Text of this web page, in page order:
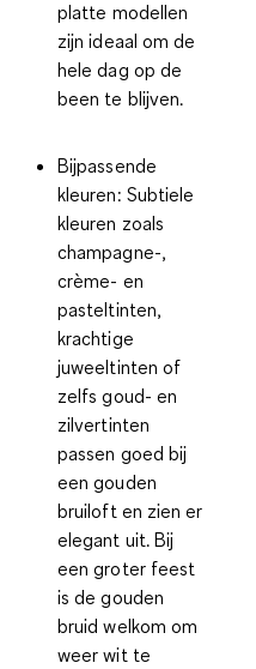
platte modellen
zijn ideaal om de
hele dag op de
been te blijven.
Bijpassende
kleuren: Subtiele
kleuren zoals
champagne-,
crème- en
pasteltinten,
krachtige
juweeltinten of
zelfs goud- en
zilvertinten
passen goed bij
een gouden
bruiloft en zien er
elegant uit. Bij
een groter feest
is de gouden
bruid welkom om
weer wit te